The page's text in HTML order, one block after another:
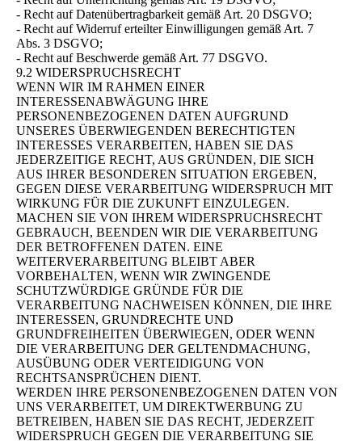
- Recht auf Datenübertragbarkeit gemäß Art. 20 DSGVO;
- Recht auf Widerruf erteilter Einwilligungen gemäß Art. 7
Abs. 3 DSGVO;
- Recht auf Beschwerde gemäß Art. 77 DSGVO.
9.2 WIDERSPRUCHSRECHT
WENN WIR IM RAHMEN EINER
INTERESSENABWÄGUNG IHRE
PERSONENBEZOGENEN DATEN AUFGRUND
UNSERES ÜBERWIEGENDEN BERECHTIGTEN
INTERESSES VERARBEITEN, HABEN SIE DAS
JEDERZEITIGE RECHT, AUS GRÜNDEN, DIE SICH
AUS IHRER BESONDEREN SITUATION ERGEBEN,
GEGEN DIESE VERARBEITUNG WIDERSPRUCH MIT
WIRKUNG FÜR DIE ZUKUNFT EINZULEGEN.
MACHEN SIE VON IHREM WIDERSPRUCHSRECHT
GEBRAUCH, BEENDEN WIR DIE VERARBEITUNG
DER BETROFFENEN DATEN. EINE
WEITERVERARBEITUNG BLEIBT ABER
VORBEHALTEN, WENN WIR ZWINGENDE
SCHUTZWÜRDIGE GRÜNDE FÜR DIE
VERARBEITUNG NACHWEISEN KÖNNEN, DIE IHRE
INTERESSEN, GRUNDRECHTE UND
GRUNDFREIHEITEN ÜBERWIEGEN, ODER WENN
DIE VERARBEITUNG DER GELTENDMACHUNG,
AUSÜBUNG ODER VERTEIDIGUNG VON
RECHTSANSPRÜCHEN DIENT.
WERDEN IHRE PERSONENBEZOGENEN DATEN VON
UNS VERARBEITET, UM DIREKTWERBUNG ZU
BETREIBEN, HABEN SIE DAS RECHT, JEDERZEIT
WIDERSPRUCH GEGEN DIE VERARBEITUNG SIE